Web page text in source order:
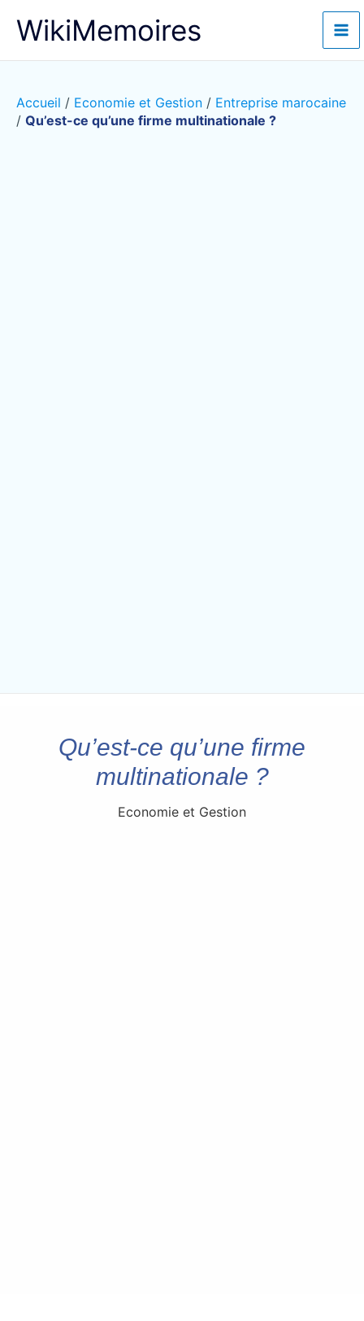
WikiMemoires
Accueil / Economie et Gestion / Entreprise marocaine
/ Qu’est-ce qu’une firme multinationale ?
Qu’est-ce qu’une firme
multinationale ?
Economie et Gestion